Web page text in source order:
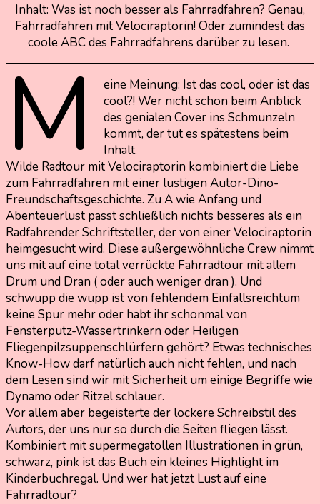
Inhalt: Was ist noch besser als Fahrradfahren? Genau,
Fahrradfahren mit Velociraptorin! Oder zumindest das
coole ABC des Fahrradfahrens darüber zu lesen.
M
eine Meinung: Ist das cool, oder ist das
cool?! Wer nicht schon beim Anblick
des genialen Cover ins Schmunzeln
kommt, der tut es spätestens beim
Inhalt.
Wilde Radtour mit Velociraptorin kombiniert die Liebe
zum Fahrradfahren mit einer lustigen Autor-Dino-
Freundschaftsgeschichte. Zu A wie Anfang und
Abenteuerlust passt schließlich nichts besseres als ein
Radfahrender Schriftsteller, der von einer Velociraptorin
heimgesucht wird. Diese außergewöhnliche Crew nimmt
uns mit auf eine total verrückte Fahrradtour mit allem
Drum und Dran ( oder auch weniger dran ). Und
schwupp die wupp ist von fehlendem Einfallsreichtum
keine Spur mehr oder habt ihr schonmal von
Fensterputz-Wassertrinkern oder Heiligen
Fliegenpilzsuppenschlürfern gehört? Etwas technisches
Know-How darf natürlich auch nicht fehlen, und nach
dem Lesen sind wir mit Sicherheit um einige Begriffe wie
Dynamo oder Ritzel schlauer.
Vor allem aber begeisterte der lockere Schreibstil des
Autors, der uns nur so durch die Seiten fliegen lässt.
Kombiniert mit supermegatollen Illustrationen in grün,
schwarz, pink ist das Buch ein kleines Highlight im
Kinderbuchregal. Und wer hat jetzt Lust auf eine
Fahrradtour?